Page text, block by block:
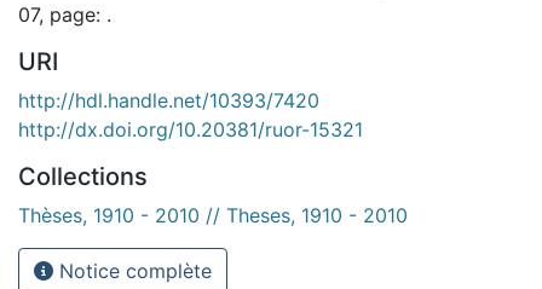
07, page: .
URI
http://hdl.handle.net/10393/7420
http://dx.doi.org/10.20381/ruor-15321
Collections
Thèses, 1910 - 2010 // Theses, 1910 - 2010
Notice complète